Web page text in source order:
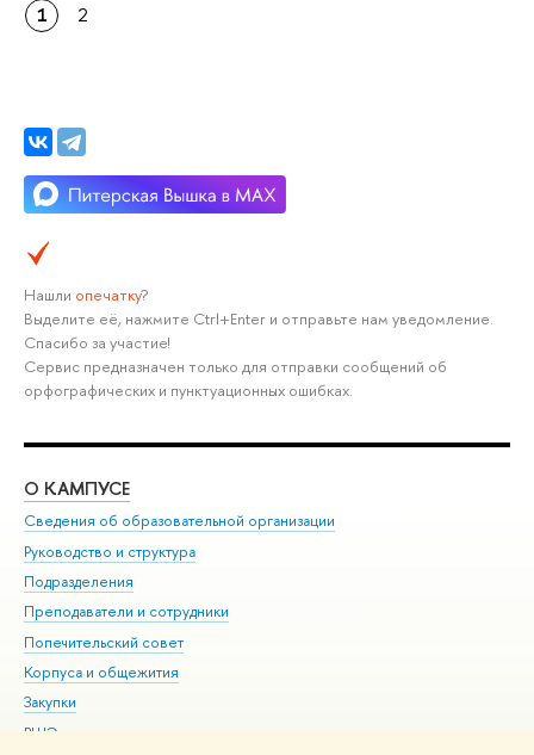
1 2
Нашли опечатку?
Выделите её, нажмите Ctrl+Enter и отправьте нам уведомление.
Спасибо за участие!
Сервис предназначен только для отправки сообщений об
орфографических и пунктуационных ошибках.
О КАМПУСЕ
Сведения об образовательной организации
Руководство и структура
Подразделения
Преподаватели и сотрудники
Попечительский совет
Корпуса и общежития
Закупки
ВШЭ для студентов с ограниченными возможностями